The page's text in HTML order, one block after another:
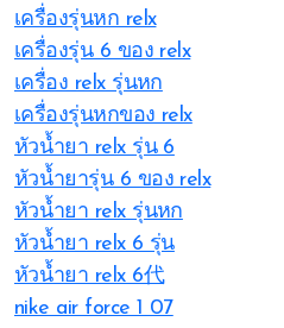
เครื่องรุ่นหก relx
เครื่องรุ่น 6 ของ relx
เครื่อง relx รุ่นหก
เครื่องรุ่นหกของ relx
หัวน้ำยา relx รุ่น 6
หัวน้ำยารุ่น 6 ของ relx
หัวน้ำยา relx รุ่นหก
หัวน้ำยา relx 6 รุ่น
หัวน้ำยา relx 6代
nike air force 1 07